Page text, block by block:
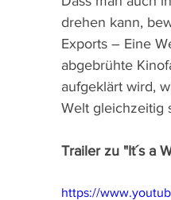
drehen kann,
Exports – Eine
abgebrühte
aufgeklärt wird,
Welt gleichzeitig
Trailer zu "It´s a
https://